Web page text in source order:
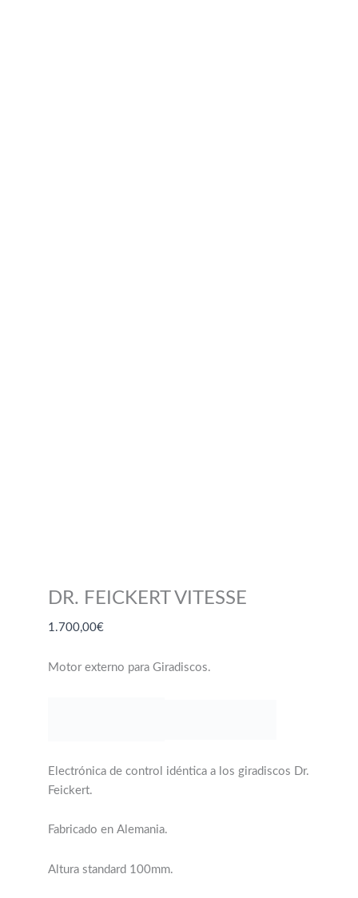
DR. FEICKERT VITESSE
1.700,00€
Motor externo para Giradiscos.
Electrónica de control idéntica a los giradiscos Dr.
Feickert.
Fabricado en Alemania.
Altura standard 100mm.